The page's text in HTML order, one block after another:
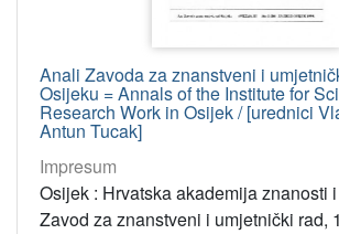
Anali Zavoda za znanstveni i
Osijeku = Annals of the Institute for
Research Work in Osijek / [urednici
Antun Tucak]
Impresum
Osijek : Hrvatska akademija znanosti
Zavod za znanstveni i umjetnički rad,